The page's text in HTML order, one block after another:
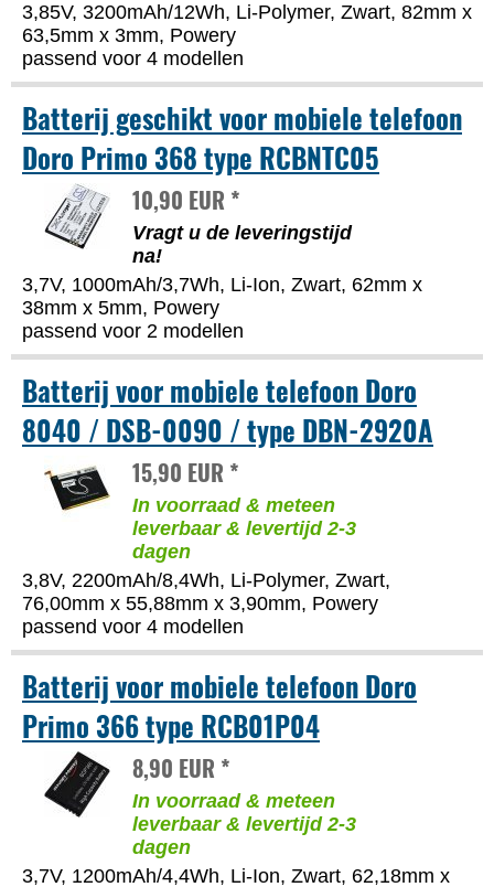
3,85V, 3200mAh/12Wh, Li-Polymer, Zwart, 82mm x
63,5mm x 3mm, Powery
passend voor 4 modellen
Batterij geschikt voor mobiele telefoon
Doro Primo 368 type RCBNTC05
10,90 EUR *
Vragt u de leveringstijd
na!
3,7V, 1000mAh/3,7Wh, Li-Ion, Zwart, 62mm x
38mm x 5mm, Powery
passend voor 2 modellen
Batterij voor mobiele telefoon Doro
8040 / DSB-0090 / type DBN-2920A
15,90 EUR *
In voorraad & meteen
leverbaar & levertijd 2-3
dagen
3,8V, 2200mAh/8,4Wh, Li-Polymer, Zwart,
76,00mm x 55,88mm x 3,90mm, Powery
passend voor 4 modellen
Batterij voor mobiele telefoon Doro
Primo 366 type RCB01P04
8,90 EUR *
In voorraad & meteen
leverbaar & levertijd 2-3
dagen
3,7V, 1200mAh/4,4Wh, Li-Ion, Zwart, 62,18mm x